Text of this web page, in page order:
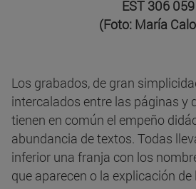
EST 306 059
(Foto: María
Los grabados, de gran
intercalados entre las páginas y
tienen en común el empeño
abundancia de textos. Todas
inferior una franja con los
que aparecen o la explicación de